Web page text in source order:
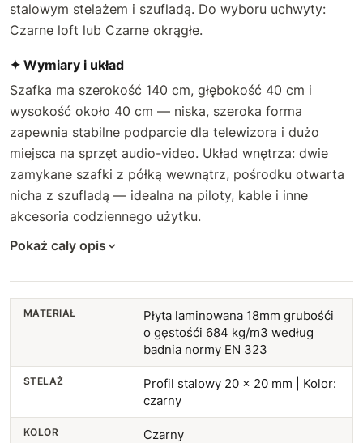
stalowym stelażem i szufladą. Do wyboru uchwyty:
Czarne loft lub Czarne okrągłe.
✦ Wymiary i układ
Szafka ma szerokość 140 cm, głębokość 40 cm i
wysokość około 40 cm — niska, szeroka forma
zapewnia stabilne podparcie dla telewizora i dużo
miejsca na sprzęt audio-video. Układ wnętrza: dwie
zamykane szafki z półką wewnątrz, pośrodku otwarta
nicha z szufladą — idealna na piloty, kable i inne
akcesoria codziennego użytku.
Pokaż cały opis
MATERIAŁ
Płyta laminowana 18mm grubośći
o gęstośći 684 kg/m3 według
badnia normy EN 323
STELAŻ
Profil stalowy 20 x 20 mm | Kolor:
czarny
KOLOR Czarny